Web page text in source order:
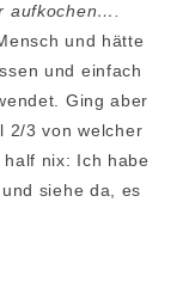
aufkochen….
und hätte
und einfach
Ging aber
2/3 von welcher
nix: Ich habe
siehe da, es